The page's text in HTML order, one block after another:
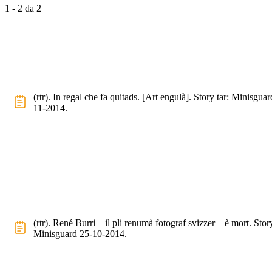
1 - 2 da 2
(rtr). In regal che fa quitads. [Art engulà]. Story tar:
11-2014.
(rtr). René Burri – il pli renumà fotograf svizzer – è mort.
Minisguard 25-10-2014.